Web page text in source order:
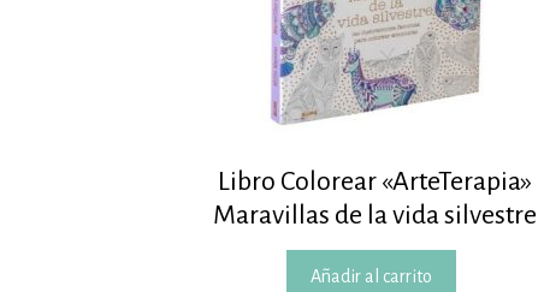
Libro Colorear «ArteTerapia»
Maravillas de la vida silvestre
Añadir al carrito